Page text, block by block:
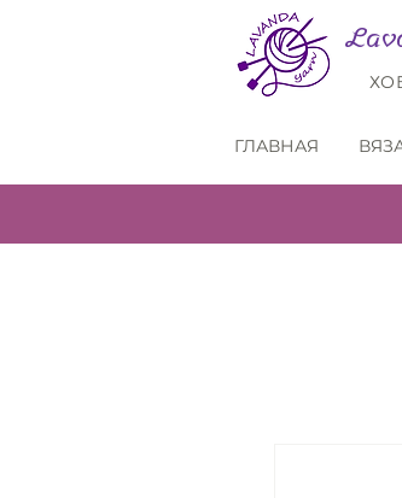
ГЛАВНАЯ